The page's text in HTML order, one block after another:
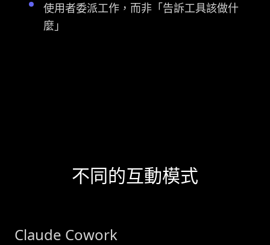
使用者委派工作，而非「告訴工具該做什
麼」
不同的互動模式
Claude Cowork